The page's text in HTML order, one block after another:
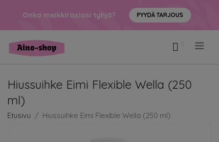
Onko meikkirasiasi tyhjä? PYYDÄ TARJOUS
Hiussuihke Eimi Flexible Wella (250
ml)
Etusivu Hiussuihke Eimi Flexible Wella (250 ml)